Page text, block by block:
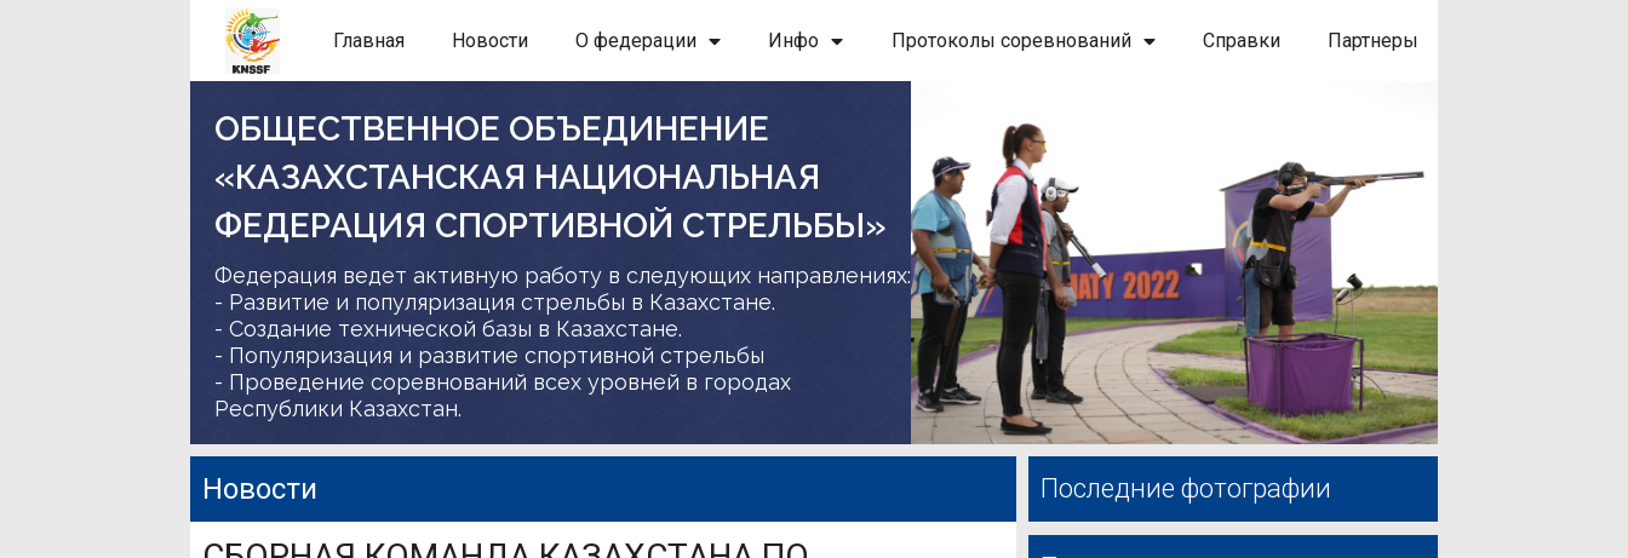
Главная Новости О федерации Инфо Протоколы соревнований Справки Партнеры
ОБЩЕСТВЕННОЕ ОБЪЕДИНЕНИЕ
«КАЗАХСТАНСКАЯ НАЦИОНАЛЬНАЯ
ФЕДЕРАЦИЯ СПОРТИВНОЙ СТРЕЛЬБЫ»
Федерация ведет активную работу в следующих направлениях:
- Развитие и популяризация стрельбы в Казахстане.
- Создание технической базы в Казахстане.
- Популяризация и развитие спортивной стрельбы
- Проведение соревнований всех уровней в городах
Республики Казахстан.
Новости Последние фотографии